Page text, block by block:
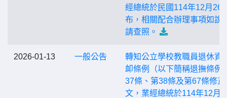
經總統於民國114年12月26
布，相關配合辦理事項如說
請查照。
2026-01-13 一般公告
轉知公立學校教職員退休資
卹條例（以下簡稱退撫條例
37條、第38條及第67條修正
文，業經總統於114年12月